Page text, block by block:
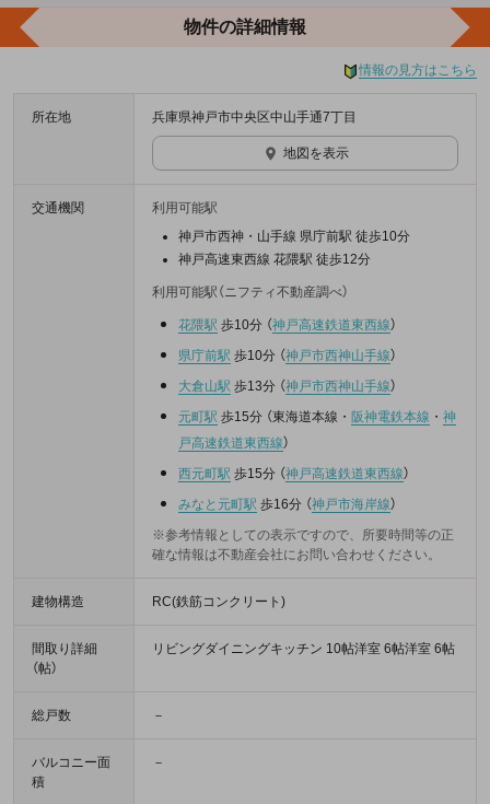
物件の詳細情報
情報の見方はこちら
所在地 兵庫県神戸市中央区中山手通7丁目
地図を表示
交通機関
利用可能駅
神戸市西神・山手線 県庁前駅 徒歩10分
神戸高速東西線 花隈駅 徒歩12分
利用可能駅（ニフティ不動産調べ）
花隈駅 歩10分 （神戸高速鉄道東西線）
県庁前駅 歩10分 （神戸市西神山手線）
大倉山駅 歩13分 （神戸市西神山手線）
元町駅 歩15分 （東海道本線 ・ 阪神電鉄本線 ・ 神
戸高速鉄道東西線）
西元町駅 歩15分 （神戸高速鉄道東西線）
みなと元町駅 歩16分 （神戸市海岸線）
※参考情報としての表示ですので、所要時間等の正
確な情報は不動産会社にお問い合わせください。
建物構造 RC(鉄筋コンクリート)
間取り詳細
（帖）
リビングダイニングキッチン 10帖洋室 6帖洋室 6帖
総戸数 －
バルコニー面
積
－